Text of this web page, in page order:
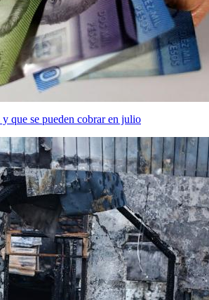
que se pueden cobrar en julio